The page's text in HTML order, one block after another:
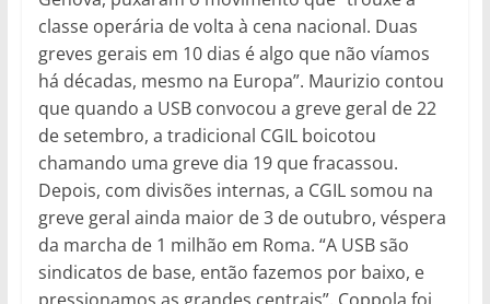
classe operária de volta à cena nacional. Duas
greves gerais em 10 dias é algo que não víamos
há décadas, mesmo na Europa”. Maurizio contou
que quando a USB convocou a greve geral de 22
de setembro, a tradicional CGIL boicotou
chamando uma greve dia 19 que fracassou.
Depois, com divisões internas, a CGIL somou na
greve geral ainda maior de 3 de outubro, véspera
da marcha de 1 milhão em Roma. “A USB são
sindicatos de base, então fazemos por baixo, e